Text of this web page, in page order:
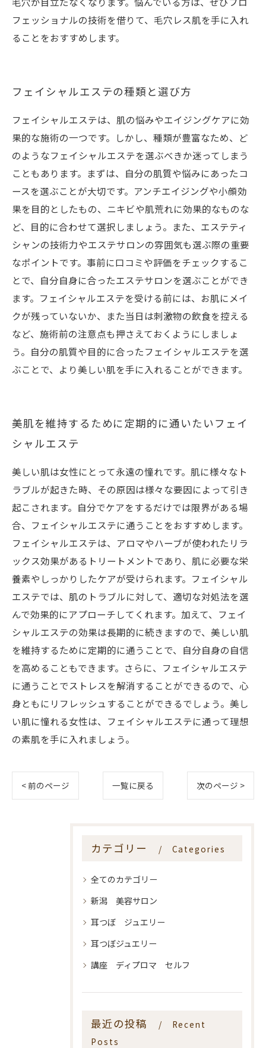
フェッショナルの技術を借りて、毛穴レス肌を手に入れ
ることをおすすめします。
フェイシャルエステの種類と選び方
フェイシャルエステは、肌の悩みやエイジングケアに効
果的な施術の一つです。しかし、種類が豊富なため、ど
のようなフェイシャルエステを選ぶべきか迷ってしまう
こともあります。まずは、自分の肌質や悩みにあったコ
ースを選ぶことが大切です。アンチエイジングや小顔効
果を目的としたもの、ニキビや肌荒れに効果的なものな
ど、目的に合わせて選択しましょう。また、エステティ
シャンの技術力やエステサロンの雰囲気も選ぶ際の重要
なポイントです。事前に口コミや評価をチェックするこ
とで、自分自身に合ったエステサロンを選ぶことができ
ます。フェイシャルエステを受ける前には、お肌にメイ
クが残っていないか、また当日は刺激物の飲食を控える
など、施術前の注意点も押さえておくようにしましょ
う。自分の肌質や目的に合ったフェイシャルエステを選
ぶことで、より美しい肌を手に入れることができます。
美肌を維持するために定期的に通いたいフェイ
シャルエステ
美しい肌は女性にとって永遠の憧れです。肌に様々なト
ラブルが起きた時、その原因は様々な要因によって引き
起こされます。自分でケアをするだけでは限界がある場
合、フェイシャルエステに通うことをおすすめします。
フェイシャルエステは、アロマやハーブが使われたリラ
ックス効果があるトリートメントであり、肌に必要な栄
養素やしっかりしたケアが受けられます。フェイシャル
エステでは、肌のトラブルに対して、適切な対処法を選
んで効果的にアプローチしてくれます。加えて、フェイ
シャルエステの効果は長期的に続きますので、美しい肌
を維持するために定期的に通うことで、自分自身の自信
を高めることもできます。さらに、フェイシャルエステ
に通うことでストレスを解消することができるので、心
身ともにリフレッシュすることができるでしょう。美し
い肌に憧れる女性は、フェイシャルエステに通って理想
の素肌を手に入れましょう。
< 前のページ 一覧に戻る 次のページ >
カテゴリー Categories
全てのカテゴリー
新潟 美容サロン
耳つぼ ジュエリー
耳つぼジュエリー
講座 ディプロマ セルフ
最近の投稿
Recent
Posts